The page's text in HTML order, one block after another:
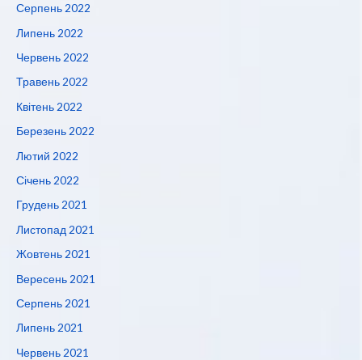
Серпень 2022
Липень 2022
Червень 2022
Травень 2022
Квітень 2022
Березень 2022
Лютий 2022
Січень 2022
Грудень 2021
Листопад 2021
Жовтень 2021
Вересень 2021
Серпень 2021
Липень 2021
Червень 2021